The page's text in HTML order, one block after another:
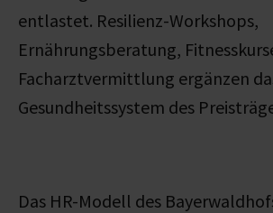
entlastet. Resilienz-Workshops,
Ernährungsberatung,
Facharztvermittlung ergänzen
Gesundheitssystem des
Das HR-Modell des